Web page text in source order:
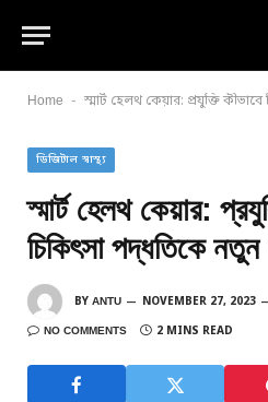
Home - স্মার্ট হেলথ কেয়ার: প্রযুক্তি
ডিজিটাল স্বাস্থ্য
স্মার্ট হেলথ কেয়ার:
চিকিৎসা পদ্ধতিকে
BY ANTU NOVEMBER 27, 2023
NO COMMENTS 2 MINS READ